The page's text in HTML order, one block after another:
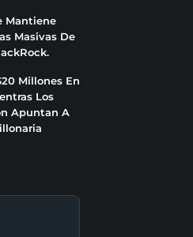
Mantiene
Masivas De
Millones En
Los
Apuntan A